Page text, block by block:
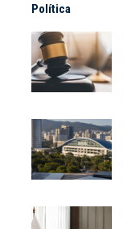
Política